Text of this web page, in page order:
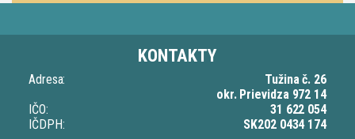
KONTAKTY
Adresa:
Tužina č. 26
okr. Prievidza 972 14
IČO:
31 622 054
IČDPH:
SK202 0434 174